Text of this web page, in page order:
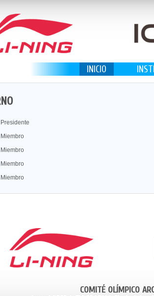
INICIO
Presidente
Miembro
Miembro
Miembro
Miembro
COMITÉ OLÍMPICO